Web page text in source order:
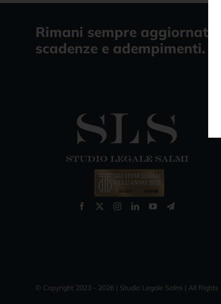
Rimani sempre aggiornato
scadenze e adempimenti.
© Copyright 2023 - 2026 | Studio Legale Salmi | All